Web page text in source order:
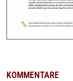
KOMMENTARE